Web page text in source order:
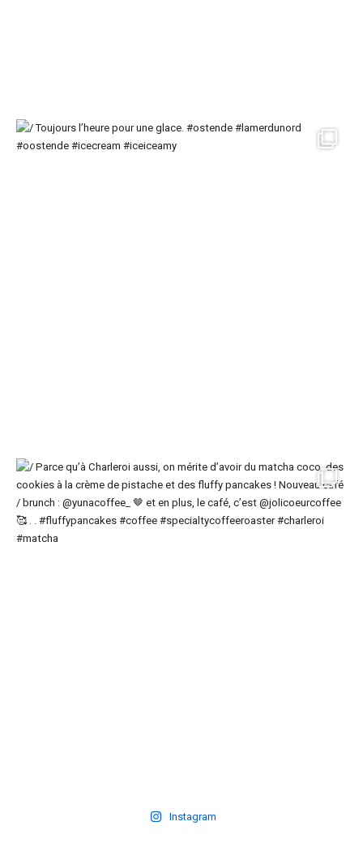
Instagram